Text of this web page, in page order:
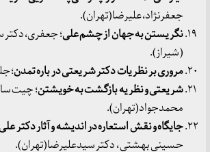
جعفرنژاد، علیرضا(تهران).
نگریستن به جهان از چشم علی؛ جعفری،
( شیراز).
مروری بر نظریات دکتر شریعتی در باره تمدن؛
شریعتی و نظریه بازگشت به خویشتن؛ چیت
محمدجواد(تهران).
جایگاه و نقش استعاره در اندیشه و آثار دکتر
حسینی بهشتی ، دکتر سیدعلیرضا(تهران).